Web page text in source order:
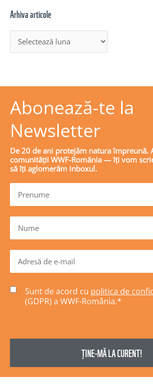
Arhiva articole
Abonează-te la
Newsletter
De 20 de ani protejăm natura împreună.
comunității WWF-România — îți vom
să îți aglomerăm inboxul.
Sunt de acord cu politica de
(GDPR) a WWF-România.*